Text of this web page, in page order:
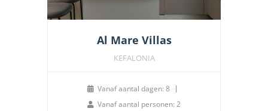
Al Mare Villas
KEFALONIA
Vanaf aantal dagen: 8
Vanaf aantal personen: 2